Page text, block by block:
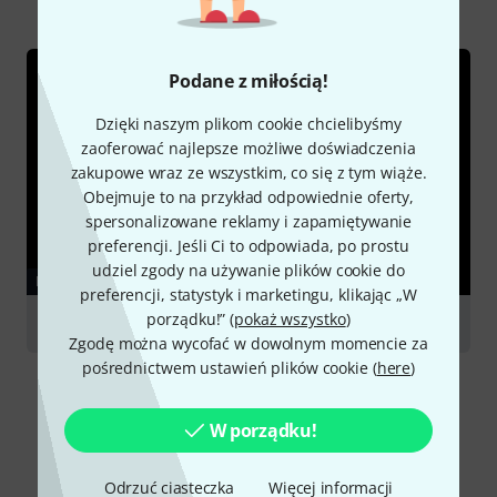
Podane z miłością!
Dzięki naszym plikom cookie chcielibyśmy
zaoferować najlepsze możliwe doświadczenia
zakupowe wraz ze wszystkim, co się z tym wiąże.
Obejmuje to na przykład odpowiednie oferty,
spersonalizowane reklamy i zapamiętywanie
preferencji. Jeśli Ci to odpowiada, po prostu
udziel zgody na używanie plików cookie do
preferencji, statystyk i marketingu, klikając „W
porządku!” (pokaż wszystko)
Zgodę można wycofać w dowolnym momencie za
pośrednictwem ustawień plików cookie (here)
W porządku!
Odrzuć ciasteczka Więcej informacji
PORADNIKI
Porównaj opcje